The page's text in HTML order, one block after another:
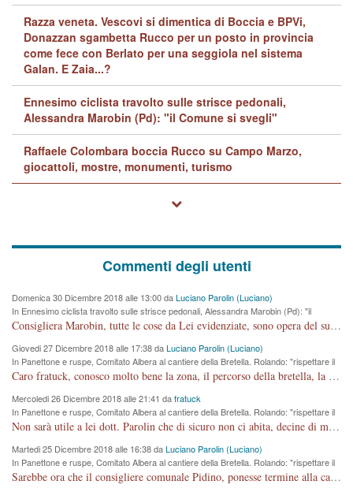
Razza veneta. Vescovi si dimentica di Boccia e BPVi,
Donazzan sgambetta Rucco per un posto in provincia
come fece con Berlato per una seggiola nel sistema
Galan. E Zaia...?
Ennesimo ciclista travolto sulle strisce pedonali,
Alessandra Marobin (Pd): "il Comune si svegli"
Raffaele Colombara boccia Rucco su Campo Marzo,
giocattoli, mostre, monumenti, turismo
Commenti degli utenti
Domenica 30 Dicembre 2018 alle 13:00 daLuciano Parolin (Luciano)
In Ennesimo ciclista travolto sulle strisce pedonali, Alessandra Marobin (Pd): "il
Comune si svegli"
Consigliera Marobin, tutte le cose da Lei evidenziate, sono opera del suo ex Assessore e compagno di Partito Antonio Marco Dalla Pozza Assessore alla "progettazione" di piste ciclabili e altre porcherie. A lui manderei il conto da saldare per incidenti e danni alle persone. E' ora che "finiamola." Avete perso rassegnatevi. qui IL SINDACO RUCCO NON C'ENTRA PER NIENTE. CAPITO!!!!!!!! Amen.
Giovedi 27 Dicembre 2018 alle 17:38 daLuciano Parolin (Luciano)
In Panettone e ruspe, Comitato Albera al cantiere della Bretella. Rolando: "rispettare il
cronoprogramma"
Caro fratuck, conosco molto bene la zona, il percorso della bretella, la situazione dei cittadini, abito in Viale Trento. A partire dal 2003 ho partecipato al Comitato di Maddalene pro bretella, e a riunioni propositive per apportare modifiche al progetto. Numerose mie foto del territorio sono arrivate a Roma, altri miei interventi (non graditi dalla Sx) sono stati pubblicati dal GdV, assieme ad altri come Ciro Asproso, ora favorevole alla bretella. Ho partecipato alla raccolta firme per la chiusura della strada x 5 giorni eseguita dal Sindaco Hullwech per sforamento 180 Micro/g. Pertanto come impegno per la tematica sono apposto con la coscienza. Ora il Progetto è partito, fine! Voglio dire che la nuova Giunta "comunale" non c'entra più. L'opera sarà "malauguratamente" eseguita, ma non con il mio placet. Il Consigliere Comunale dovrebbe capire che la campagna elettorale è finita, con buona pace di tutti. Quello che invece dovrebbe interessare è la proprietà della strada, dall'uscita autostradale Ovest, sino alla Rotatoria dell'Albara, vi sono tre possessori: Autostrade SpA; La Provincia, il Comune. Come la mettiamo per il futuro ? I costi, da 50 sono saliti a 100 milioni di € come dire 20 milioni a KM (!) da non credere. Comunque si farà. Ma nessuno canti Vittoria, anzi meglio non farne un ulteriore fatto "partitico" per questioni elettorali o di seggio. Se mi manda la sua mail, sono disponibile ad inviare i documenti e le foto sopra descritte. Con ossequi, Luciano Parolin
Mercoledi 26 Dicembre 2018 alle 21:41 dafratuck
In Panettone e ruspe, Comitato Albera al cantiere della Bretella. Rolando: "rispettare il
cronoprogramma"
Non sarà utile a lei dott. Parolin che di sicuro non ci abita, decine di migliaia di TIR, automobili e padroncini che passano quotidianamente per una strada appena rotabile, non è più possibile stendere i panni, attraversare la strada senza rischiare la morte, le case stanno crepando, i tempi sono cambiati e la bretella non passerà assolutamente per maddalene (ma cosa sta a dire?!), dia invece responsabilità a chi ha costruito tagliando la strada che doveva invece terminare a isola vicentina e non al moracchino lasciando Motta di Costabissara ancora in panne di traffico. I tempi sono cambiati dottore e se l'anagrafe della vita stagna nell'essere umano impressioni conservatrici, la società non le considera perchè va avanti, si industrializza e ha bisogno di infrastrutture e di sviluppo. Ultima considerazione, se è geloso di Rolando perchè vede in lui solo campagne politiche mentre si difendono i SOLI diritti dei cittadini, la preghiamo faccia considerazioni più appropriate. Saluti e complimenti per i suoi scritti.
Martedi 25 Dicembre 2018 alle 16:38 daLuciano Parolin (Luciano)
In Panettone e ruspe, Comitato Albera al cantiere della Bretella. Rolando: "rispettare il
cronoprogramma"
Sarebbe ora che il consigliere comunale Pidino, ponesse termine alla campagna elettorale nel territorio del suo seggio Villaggio del Sole. La tiraca è iniziata, distruggerà 6 km di prateria ovest della città, ricca di fonti e sorgenti d'acqua. I cittadini di Maddalene non avranno più Pace la notte. Molta colpa per la costruzione di questa Strada è proprio del signor Rolando,dei suoi gazebo mobili e che vuol far passare questa opera VANDALICA come progetto "utile" a chi ? Non è cosa seria sig. Rolando!